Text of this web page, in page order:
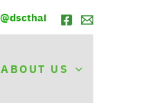
@dscthai
ABOUT US